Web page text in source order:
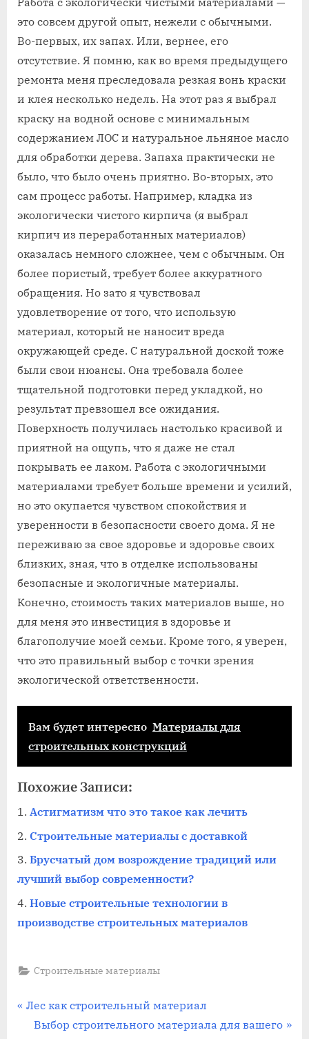
это совсем другой опыт, нежели с обычными.
Во-первых, их запах. Или, вернее, его
отсутствие. Я помню, как во время предыдущего
ремонта меня преследовала резкая вонь краски
и клея несколько недель. На этот раз я выбрал
краску на водной основе с минимальным
содержанием ЛОС и натуральное льняное масло
для обработки дерева. Запаха практически не
было, что было очень приятно. Во-вторых, это
сам процесс работы. Например, кладка из
экологически чистого кирпича (я выбрал
кирпич из переработанных материалов)
оказалась немного сложнее, чем с обычным. Он
более пористый, требует более аккуратного
обращения. Но зато я чувствовал
удовлетворение от того, что использую
материал, который не наносит вреда
окружающей среде. С натуральной доской тоже
были свои нюансы. Она требовала более
тщательной подготовки перед укладкой, но
результат превзошел все ожидания.
Поверхность получилась настолько красивой и
приятной на ощупь, что я даже не стал
покрывать ее лаком. Работа с экологичными
материалами требует больше времени и усилий,
но это окупается чувством спокойствия и
уверенности в безопасности своего дома. Я не
переживаю за свое здоровье и здоровье своих
близких, зная, что в отделке использованы
безопасные и экологичные материалы.
Конечно, стоимость таких материалов выше, но
для меня это инвестиция в здоровье и
благополучие моей семьи. Кроме того, я уверен,
что это правильный выбор с точки зрения
экологической ответственности.
Вам будет интересно Материалы для
строительных конструкций
Похожие Записи:
Астигматизм что это такое как лечить
Строительные материалы с доставкой
Брусчатый дом возрождение традиций или
лучший выбор современности?
Новые строительные технологии в
производстве строительных материалов
Строительные материалы
Навигация
П
Лес как строительный материал
С
Выбор строительного материала для вашего